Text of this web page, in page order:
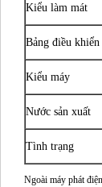
Kiểu làm mát
Bảng điều khiển
Kiểu máy
Nước sản xuất
Tình trạng
Ngoài máy phát